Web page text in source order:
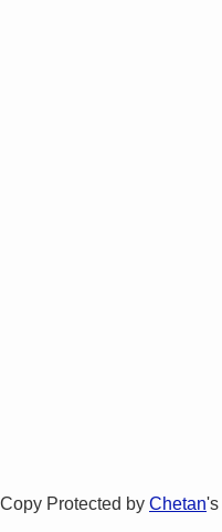
Copy Protected by Chetan's